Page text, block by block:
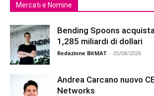
Mercati e Nomine
Bending Spoons
1,285 miliardi di dollari
Redazione BitMAT - 05/08/2026
Andrea Carcano nuovo
Networks